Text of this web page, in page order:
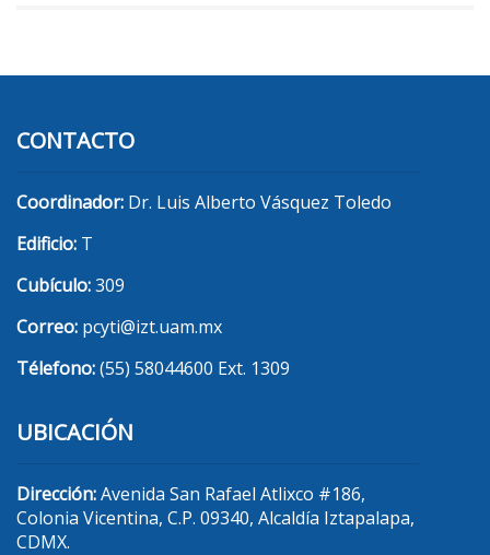
CONTACTO
Coordinador: Dr. Luis Alberto Vásquez Toledo
Edificio: T
Cubículo:309
Correo: pcyti@izt.uam.mx
Télefono:(55) 58044600 Ext. 1309
UBICACIÓN
Dirección:Avenida San Rafael Atlixco #186,
Colonia Vicentina, C.P. 09340, Alcaldía Iztapalapa,
CDMX.